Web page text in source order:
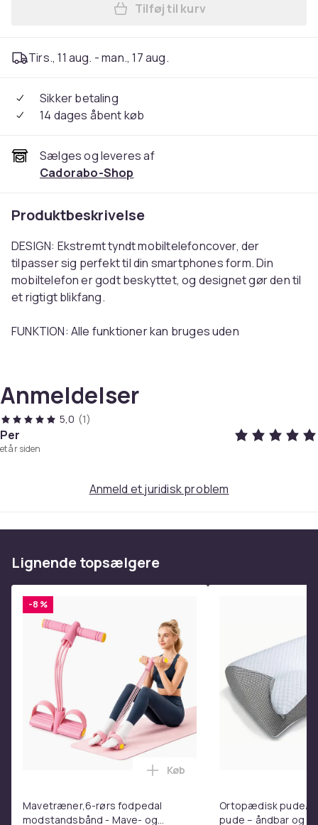
Læg Cover Samsung
Tilføj til kurv
Tirs., 11 aug. - man., 17 aug.
Sikker betaling
14 dages åbent køb
Sælges og leveres af
Cadorabo-Shop
Produktbeskrivelse
DESIGN: Ekstremt tyndt mobiltelefoncover, der
tilpasser sig perfekt til din smartphones form. Din
mobiltelefon er godt beskyttet, og designet gør den til
et rigtigt blikfang.
FUNKTION: Alle funktioner kan bruges uden
meget god beskyttelse mod stød.
KVALITET: Kun materialer af høj kvalitet blev brugt i
behandlingen af dette etui for at gøre
kanter er sikre mod ridser og andre mærker.
Mobiltelefoncoveret dækker hele bagsiden (undtagen
kameraet, evt. andre vigtige elementer og detaljer).
ANDET: På trods af den gode beskyttelse anbefaler vi
en beskyttelsesfilm til displayet. Dette giver ekstra
beskyttelse mod ridser på displayet og fås i vores
butik. Den viste smartphone er IKKE inkluderet i
leveringen!
Cadorabo Ultratyndt beskyttende etui lavet af TPU
silikone i et trendy slikdesign
forhindrer etuiet i at løsne sig fra din telefon. Ydermere
Anmeldelser
5,0 (1)
Per
et år siden
Anmeld et juridisk problem
Lignende topsælgere
-8 %
Mavetræner,6-rørs fodpedal
modstandsbånd - Mave- og
Læg Mavetræner,6-rørs
Køb
Ortopædisk pude/
pude – åndbar og